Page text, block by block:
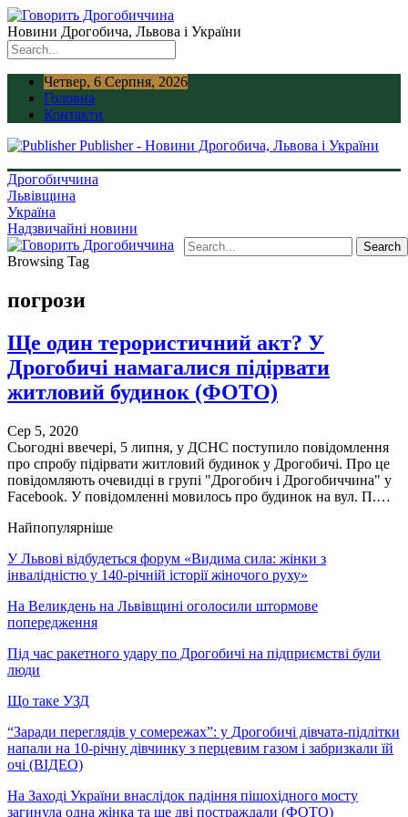
Новини Дрогобича, Львова і України
Четвер, 6 Серпня, 2026
Головна
Контакти
Publisher - Новини Дрогобича, Львова і України
Дрогобиччина
Львівщина
Україна
Надзвичайні новини
Browsing Tag
погрози
Ще один терористичний акт? У
Дрогобичі намагалися підірвати
житловий будинок (ФОТО)
Сер 5, 2020
Сьогодні ввечері, 5 липня, у ДСНС поступило повідомлення
про спробу підірвати житловий будинок у Дрогобичі. Про це
повідомляють очевидці в групі "Дрогобич і Дрогобиччина" у
Facebook. У повідомленні мовилось про будинок на вул. П.…
Найпопулярніше
У Львові відбудеться форум «Видима сила: жінки з
інвалідністю у 140-річній історії жіночого руху»
На Великдень на Львівщині оголосили штормове
попередження
Під час ракетного удару по Дрогобичі на підприємстві були
люди
Що таке УЗД
“Заради переглядів у сомережах”: у Дрогобичі дівчата-підлітки
напали на 10-річну дівчинку з перцевим газом і забризкали їй
очі (ВІДЕО)
На Заході України внаслідок падіння пішохідного мосту
загинула одна жінка та ще дві постраждали (ФОТО)